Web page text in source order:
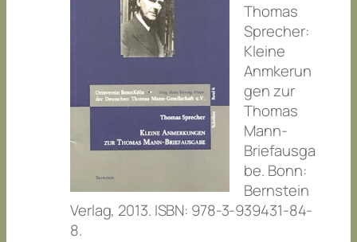
Thomas
Sprecher:
Kleine
Anmkerun
gen zur
Thomas
Mann-
Briefausga
be. Bonn:
Bernstein
Verlag, 2013. ISBN: 978-3-939431-84-
8.